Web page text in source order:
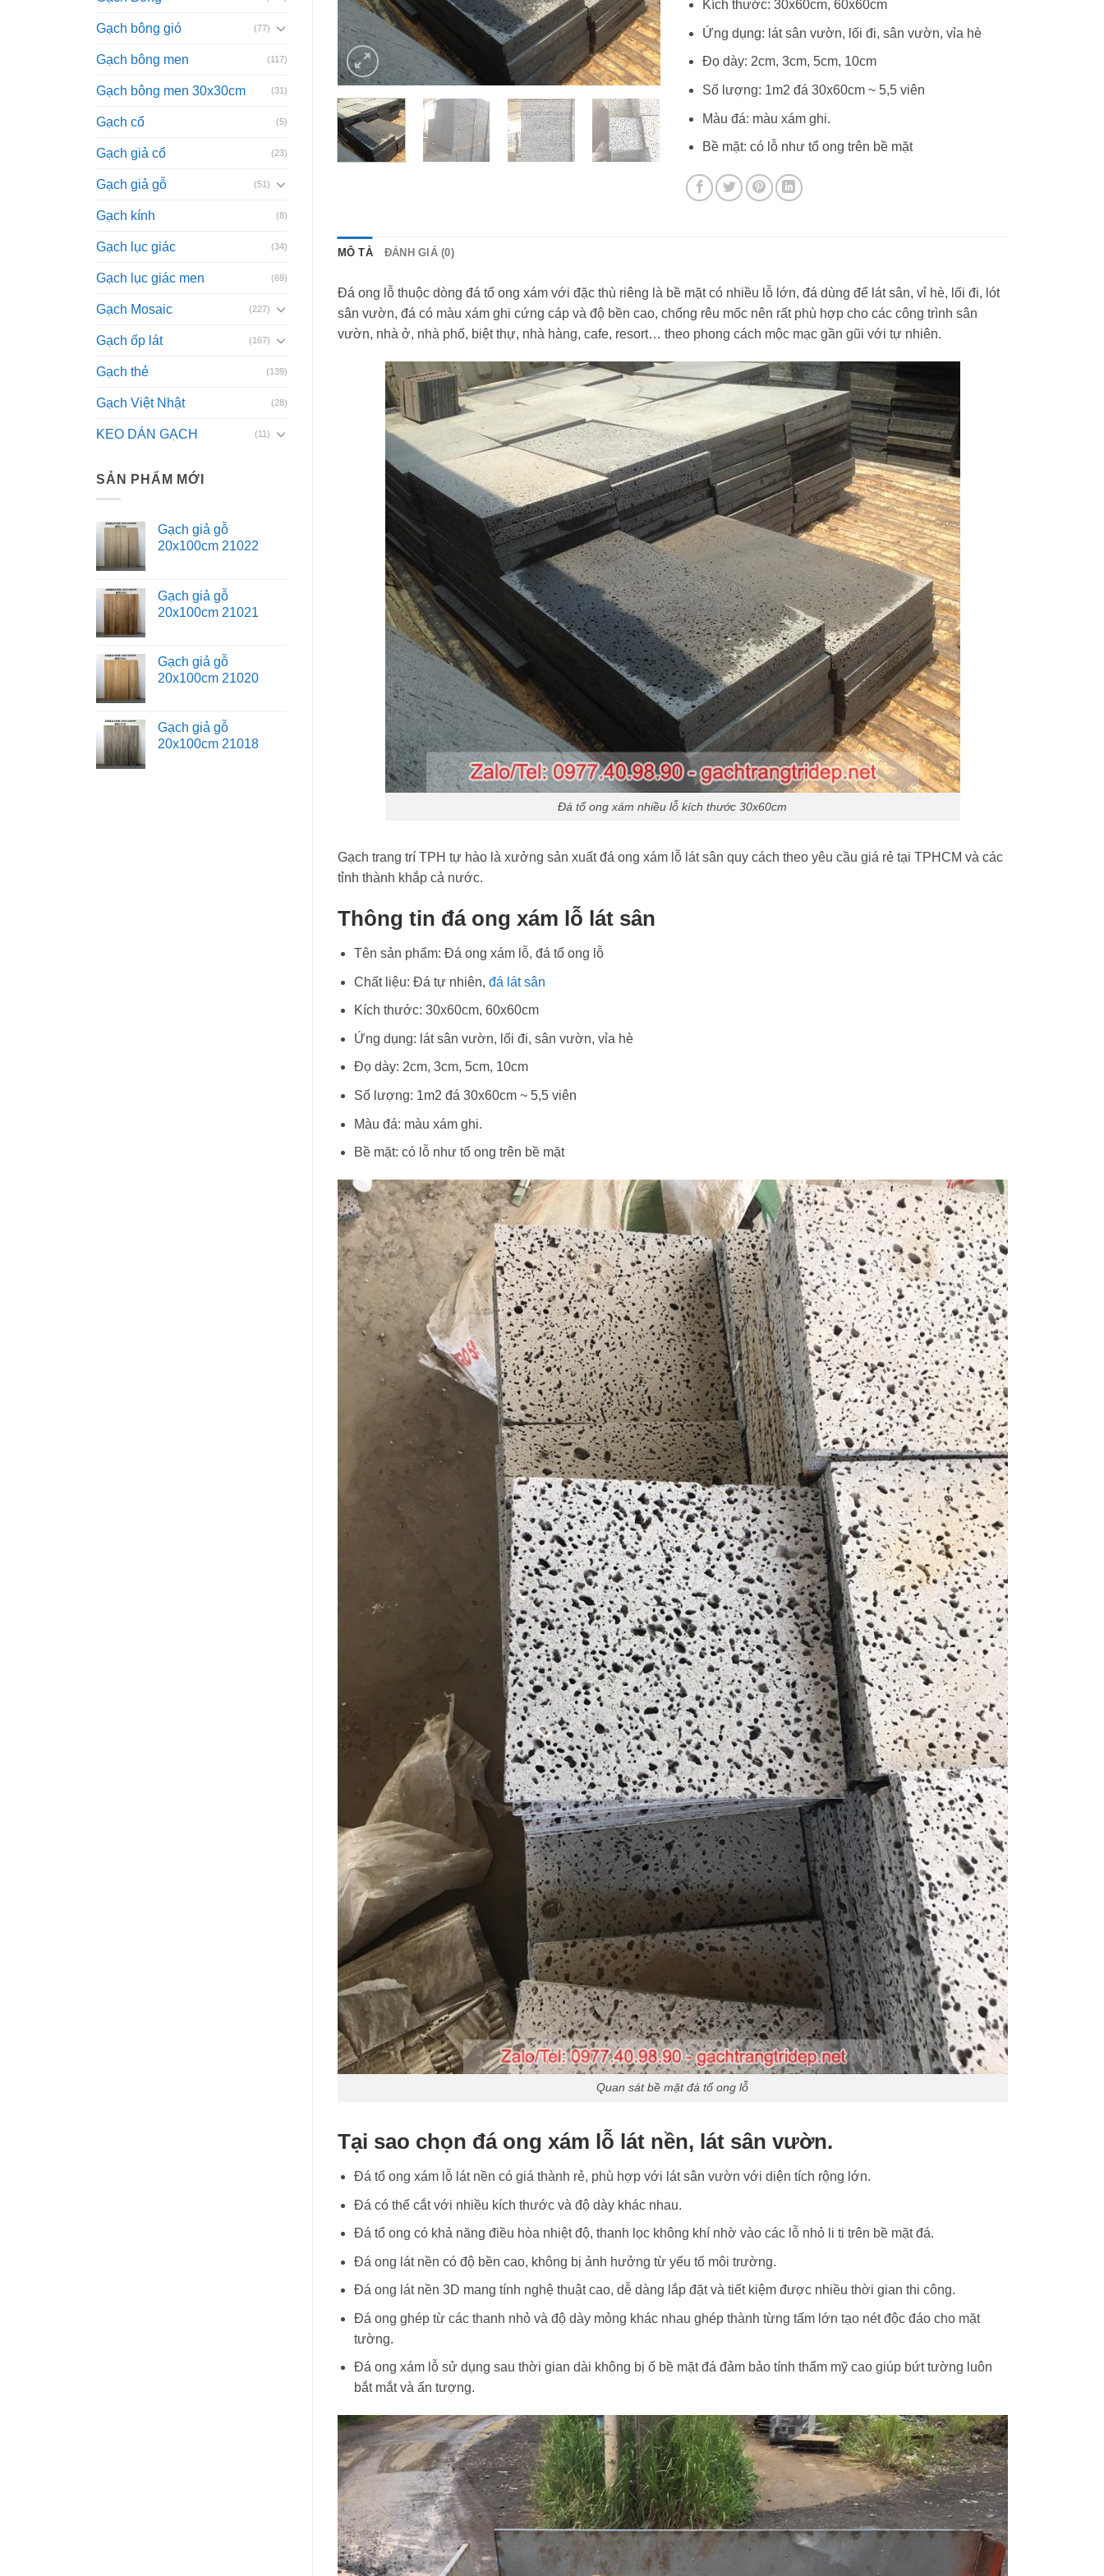
Gạch bông gió (77)
Gạch bông men (117)
Gạch bông men 30x30cm (31)
Gạch cổ (5)
Gạch giả cổ (23)
Gạch giả gỗ (51)
Gạch kính (8)
Gạch lục giác (34)
Gạch lục giác men (69)
Gạch Mosaic (227)
Gạch ốp lát (167)
Gạch thẻ (139)
Gạch Việt Nhật (28)
KEO DÁN GẠCH (11)
SẢN PHẨM MỚI
Gạch giả gỗ
20x100cm 21022
Gạch giả gỗ
20x100cm 21021
Gạch giả gỗ
20x100cm 21020
Gạch giả gỗ
20x100cm 21018
Kích thước: 30x60cm, 60x60cm
Ứng dụng: lát sân vườn, lối đi, sân vườn, vỉa hè
Đọ dày: 2cm, 3cm, 5cm, 10cm
Số lượng: 1m2 đá 30x60cm ~ 5,5 viên
Màu đá: màu xám ghi.
Bề mặt: có lỗ như tổ ong trên bề mặt
MÔ TẢ ĐÁNH GIÁ (0)
Đá ong lỗ thuộc dòng đá tổ ong xám với đặc thù riêng là bề mặt có nhiều lỗ lớn, đá dùng để lát sân, vỉ hè, lối đi, lót
sân vườn, đá có màu xám ghi cứng cáp và độ bền cao, chống rêu mốc nên rất phù hợp cho các công trình sân
vườn, nhà ở, nhà phố, biệt thự, nhà hàng, cafe, resort… theo phong cách mộc mạc gần gũi với tự nhiên.
Đá tổ ong xám nhiều lỗ kích thước 30x60cm
Gạch trang trí TPH tự hào là xưởng sản xuất đá ong xám lỗ lát sân quy cách theo yêu cầu giá rẻ tại TPHCM và các
tỉnh thành khắp cả nước.
Thông tin đá ong xám lỗ lát sân
Tên sản phẩm: Đá ong xám lỗ, đá tổ ong lỗ
Chất liệu: Đá tự nhiên,đá lát sân
Kích thước: 30x60cm, 60x60cm
Ứng dụng: lát sân vườn, lối đi, sân vườn, vỉa hè
Đọ dày: 2cm, 3cm, 5cm, 10cm
Số lượng: 1m2 đá 30x60cm ~ 5,5 viên
Màu đá: màu xám ghi.
Bề mặt: có lỗ như tổ ong trên bề mặt
Quan sát bề mặt đá tổ ong lỗ
Tại sao chọn đá ong xám lỗ lát nền, lát sân vườn.
Đá tổ ong xám lỗ lát nền có giá thành rẻ, phù hợp với lát sân vườn với diện tích rộng lớn.
Đá có thể cắt với nhiều kích thước và độ dày khác nhau.
Đá tổ ong có khả năng điều hòa nhiệt độ, thanh lọc không khí nhờ vào các lỗ nhỏ li ti trên bề mặt đá.
Đá ong lát nền có độ bền cao, không bị ảnh hưởng từ yếu tố môi trường.
Đá ong lát nền 3D mang tính nghệ thuật cao, dễ dàng lắp đặt và tiết kiệm được nhiều thời gian thi công.
Đá ong ghép từ các thanh nhỏ và độ dày mỏng khác nhau ghép thành từng tấm lớn tạo nét độc đáo cho mặt
tường.
Đá ong xám lỗ sử dụng sau thời gian dài không bị ố bề mặt đá đảm bảo tính thẩm mỹ cao giúp bứt tường luôn
bắt mắt và ấn tượng.